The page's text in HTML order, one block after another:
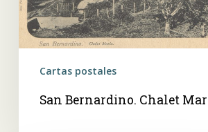
Cartas postales
San Bernardino. Chalet